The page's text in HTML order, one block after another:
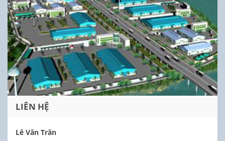
LIÊN HỆ
Lê Văn Trân